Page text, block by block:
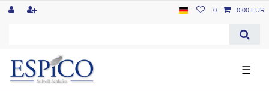
0 0,00 EUR
☰